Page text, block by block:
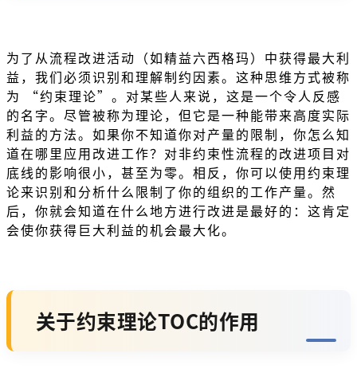
为了从流程改进活动（如精益六西格玛）中获得最大利
益，我们必须识别和理解制约因素。这种思维方式被称
为 “约束理论”。对某些人来说，这是一个令人反感
的名字。尽管被称为理论，但它是一种能带来高度实际
利益的方法。如果你不知道你对产量的限制，你怎么知
道在哪里应用改进工作？对非约束性流程的改进项目对
底线的影响很小，甚至为零。相反，你可以使用约束理
论来识别和分析什么限制了你的组织的工作产量。然
后，你就会知道在什么地方进行改进是最好的：这肯定
会使你获得巨大利益的机会最大化。
关于约束理论TOC的作用